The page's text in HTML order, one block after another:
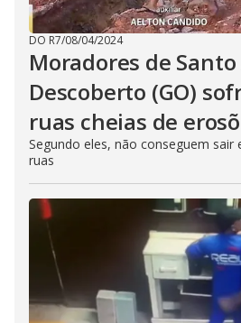
DO R7/08/04/2024
Moradores de
Descoberto (GO)
ruas cheias de
Segundo eles, não conseguem sair
ruas